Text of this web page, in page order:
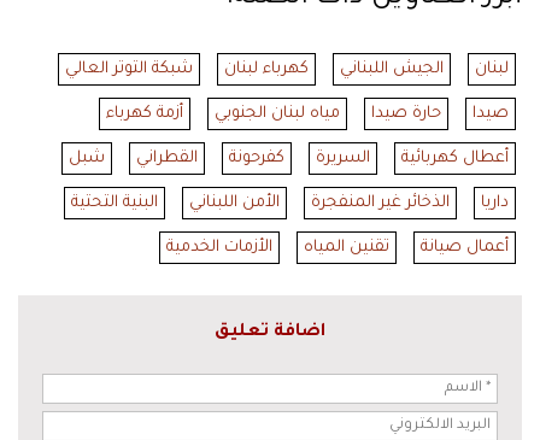
لبنان الجيش اللبناني كهرباء لبنان شبكة التوتر العالي
صيدا حارة صيدا مياه لبنان الجنوبي أزمة كهرباء
أعطال كهربائية السريرة كفرحونة القطراني شبل
داريا الذخائر غير المنفجرة الأمن اللبناني البنية التحتية
أعمال صيانة تقنين المياه الأزمات الخدمية
اضافة تعليق